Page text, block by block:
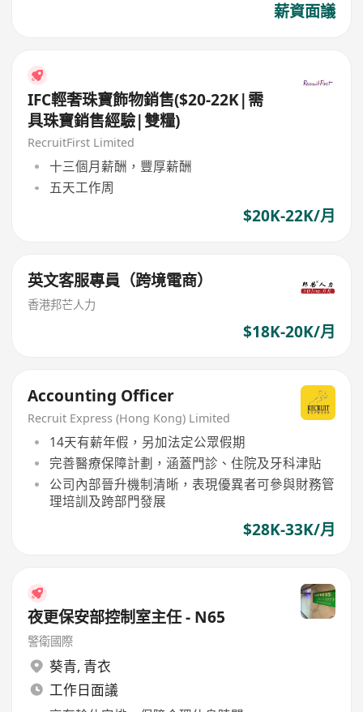
薪資面議
IFC輕奢珠寶飾物銷售($20-22K|需
具珠寶銷售經驗|雙糧)
RecruitFirst Limited
十三個月薪酬，豐厚薪酬
五天工作周
$20K-22K/月
英文客服專員（跨境電商）
香港邦芒人力
$18K-20K/月
Accounting Officer
Recruit Express (Hong Kong) Limited
14天有薪年假，另加法定公眾假期
完善醫療保障計劃，涵蓋門診、住院及牙科津貼
公司內部晉升機制清晰，表現優異者可參與財務管
理培訓及跨部門發展
$28K-33K/月
夜更保安部控制室主任 - N65
警衛國際
葵青, 青衣
工作日面議